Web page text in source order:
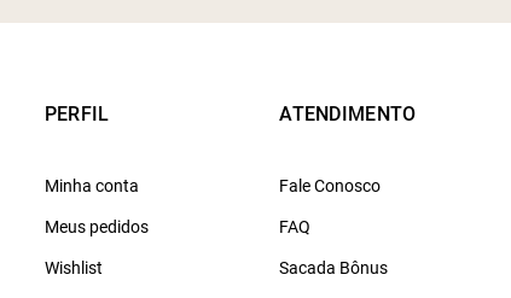
PERFIL
Minha conta
Meus pedidos
Wishlist
ATENDIMENTO
Fale Conosco
FAQ
Sacada Bônus